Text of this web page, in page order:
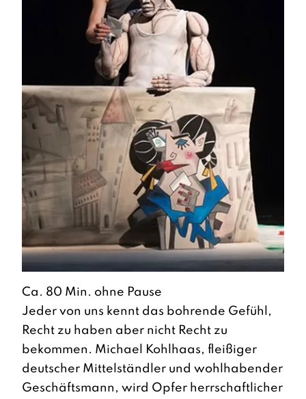
Ca. 80 Min. ohne Pause
Jeder von uns kennt das bohrende Gefühl,
Recht zu haben aber nicht Recht zu
bekommen. Michael Kohlhaas, fleißiger
deutscher Mittelständler und wohlhabender
Geschäftsmann, wird Opfer herrschaftlicher